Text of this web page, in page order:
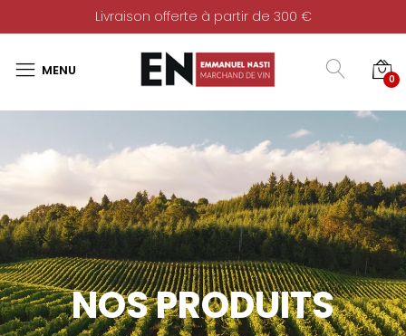
Livraison offerte à partir de 300 €
0
NOS PRODUITS